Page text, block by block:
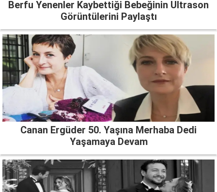
Berfu Yenenler Kaybettiği Bebeğinin Ultrason
Görüntülerini Paylaştı
Canan Ergüder 50. Yaşına Merhaba Dedi
Yaşamaya Devam